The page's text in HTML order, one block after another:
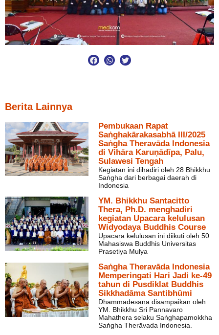
Berita Lainnya
Pembukaan Rapat
Saṅghakārakasabhā III/2025
Saṅgha Theravāda Indonesia
di Vihāra Karuṇādīpa, Palu,
Sulawesi Tengah
Kegiatan ini dihadiri oleh 28 Bhikkhu
Saṅgha dari berbagai daerah di
Indonesia
YM. Bhikkhu Santacitto
Thera, Ph.D. menghadiri
kegiatan Upacara kelulusan
Widyodaya Buddhis Course
Upacara kelulusan ini diikuti oleh 50
Mahasiswa Buddhis Universitas
Prasetiya Mulya
Saṅgha Theravāda Indonesia
Memperingati Hari Jadi ke-49
tahun di Pusdiklat Buddhis
Sikkhadāma Santibhūmi
Dhammadesana disampaikan oleh
YM. Bhikkhu Sri Pannavaro
Mahathera selaku Saṅghapamokkha
Saṅgha Therāvada Indonesia.